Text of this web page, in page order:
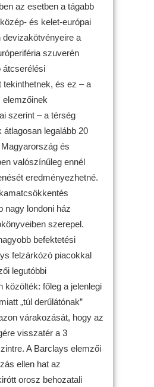
az esetben a tágabb
és kelet-európai
a
szuverén
átcserélési
tekinthetnek, és ez – a
szerint – a térség
átlagosan legalább 20
és
valószínűleg ennél
eredményezhetné.
nagy londoni ház
szerepel.
befektetési
felzárkózó piacokkal
legutóbbi
közölték: főleg a jelenlegi
„túl derűlátónak”
várakozását, hogy az
visszatér a 3
A Barclays elemzői
ellen hat az
orosz behozatali